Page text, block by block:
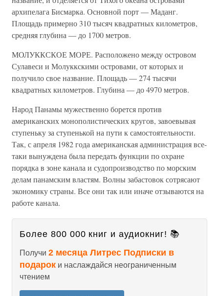
архипелага Бисмарка. Основной порт — Маданг.
Площадь примерно 310 тысяч квадратных километров,
средняя глубина — до 1700 метров.
МОЛУККСКОЕ МОРЕ. Расположено между островом
Сулавеси и Молуккскими островами, от которых и
получило свое название. Площадь — 274 тысячи
квадратных километров. Глубина — до 4970 метров.
Народ Панамы мужественно борется против
американских монополистических кругов, завоевывая
ступеньку за ступенькой на пути к самостоятельности.
Так, с апреля 1982 года американская администрация все-
таки вынуждена была передать функции по охране
порядка в зоне канала и судопроизводство по морским
делам панамским властям. Волны забастовок сотрясают
экономику страны. Все они так или иначе отзываются на
работе канала.
Более 800 000 книг и аудиокниг! 📚
Получи 2 месяца Литрес Подписки в
подарок и наслаждайся неограниченным
чтением